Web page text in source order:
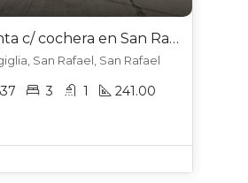
Casa en venta c/ cochera en San Rafael
San Rafael, San Rafael
3 1 241.00